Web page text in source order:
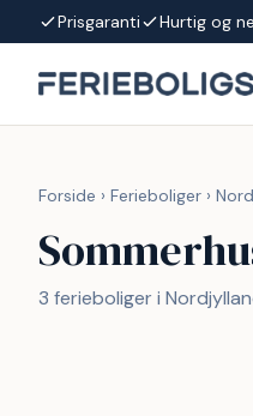
Spring til indhold
Prisgaranti Hurtig og
Forside › Ferieboliger ›
3 ferieboliger i